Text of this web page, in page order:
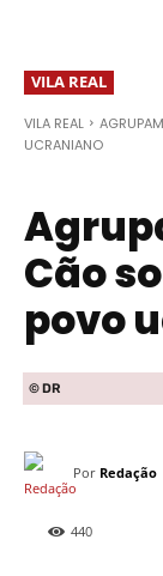
VILA REAL
VILA REAL
UCRANIANO
Cão
povo
© DR
Por Redação
440